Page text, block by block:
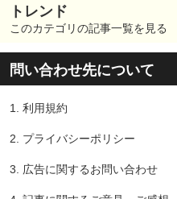
トレンド
このカテゴリの記事一覧を見る
問い合わせ先について
1. 利用規約
2. プライバシーポリシー
3. 広告に関するお問い合わせ